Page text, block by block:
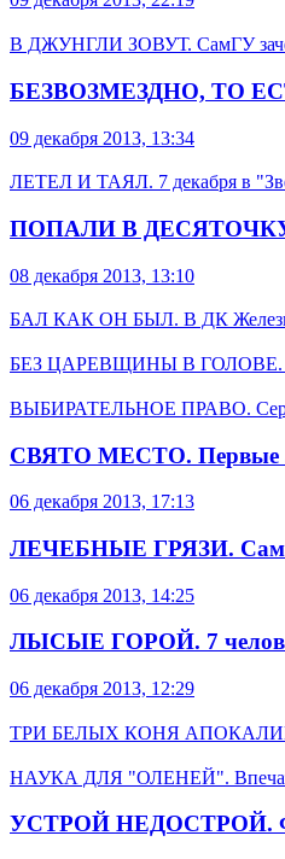
В ДЖУНГЛИ ЗОВУТ. СамГУ
БЕЗВОЗМЕЗДНО, ТО ЕСТЬ
09 декабря 2013, 13:34
ЛЕТЕЛ И ТАЯЛ. 7 декабря в
ПОПАЛИ В ДЕСЯТОЧКУ.
08 декабря 2013, 13:10
БАЛ КАК ОН БЫЛ. В ДК
БЕЗ ЦАРЕВЩИНЫ В ГОЛОВЕ.
ВЫБИРАТЕЛЬНОЕ ПРАВО.
СВЯТО МЕСТО. Первые 5
06 декабря 2013, 17:13
ЛЕЧЕБНЫЕ ГРЯЗИ.
06 декабря 2013, 14:25
ЛЫСЫЕ ГОРОЙ. 7
06 декабря 2013, 12:29
ТРИ БЕЛЫХ КОНЯ
НАУКА ДЛЯ "ОЛЕНЕЙ".
УСТРОЙ НЕДОСТРОЙ.